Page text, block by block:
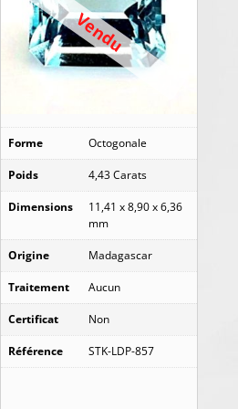
Vendu
Forme Octogonale
Poids 4,43 Carats
Dimensions
11,41 x 8,90 x 6,36
mm
Origine Madagascar
Traitement Aucun
Certificat Non
Référence STK-LDP-857